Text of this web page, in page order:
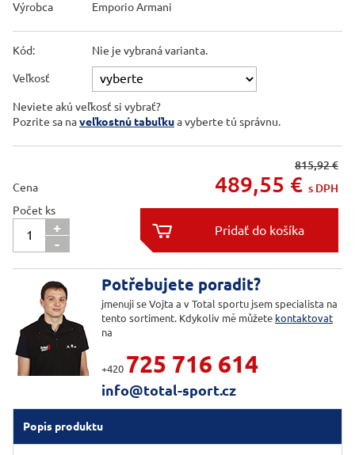
Výrobca Emporio Armani
Kód: Nie je vybraná varianta.
Veľkosť
Neviete akú veľkosť si vybrať?
Pozrite sa naveľkostnú tabuľkua vyberte tú správnu.
Cena
815,92 €
489,55 € s DPH
Počet ks
+
-


Potřebujete poradit?
jmenuji se Vojta a v Total sportu jsem specialista na
tento sortiment. Kdykoliv mě můžete kontaktovat
na
+420 725 716 614
info@total-sport.cz
Popis produktu